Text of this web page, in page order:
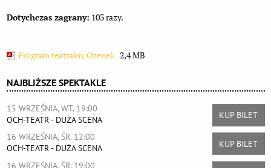
Dotychczas zagrany: 103 razy.
Program teatralny Ozenek 2,4 MB
NAJBLIŻSZE SPEKTAKLE
15 WRZEŚNIA, WT. 19:00
OCH-TEATR - DUŻA SCENA
KUP BILET
16 WRZEŚNIA, ŚR. 12:00
OCH-TEATR - DUŻA SCENA
KUP BILET
16 WRZEŚNIA, ŚR. 19:00